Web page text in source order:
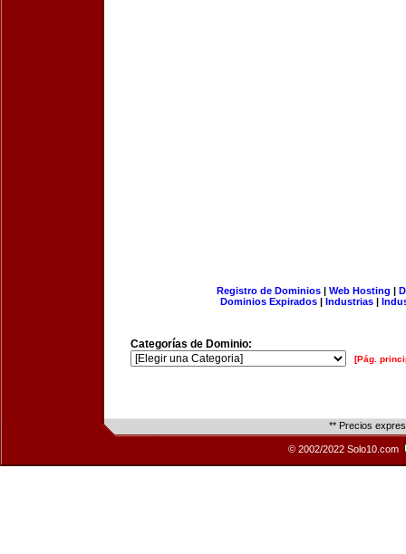
Registro de Dominios| Web Hosting |
Dominios Expirados | Industrias |
Categorías de Dominio:
[Pág.
** Precios
© 2002/2022 Solo10.com